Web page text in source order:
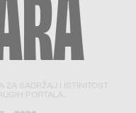
ZA SADRŽAJ I ISTINITOST
PORTALA.